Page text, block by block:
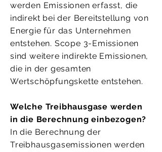
werden Emissionen erfasst, die
indirekt bei der Bereitstellung von
Energie für das Unternehmen
entstehen. Scope 3-Emissionen
sind weitere indirekte Emissionen,
die in der gesamten
Wertschöpfungskette entstehen.
Welche Treibhausgase werden
in die Berechnung einbezogen?
In die Berechnung der
Treibhausgasemissionen werden